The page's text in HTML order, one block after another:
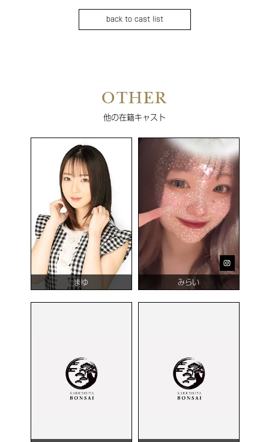
back to cast list
OTHER
他の在籍キャスト
まゆ みらい